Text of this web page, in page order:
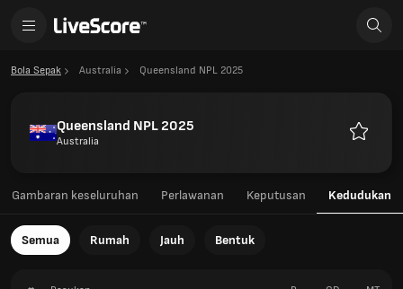
Bola Sepak Australia Queensland NPL 2025
Queensland NPL 2025
Australia
Gambaran keseluruhan Perlawanan Keputusan Kedudukan
Semua Rumah Jauh Bentuk